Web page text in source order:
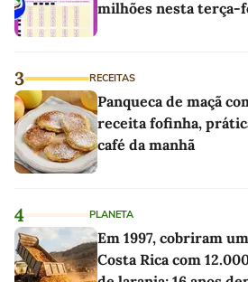
milhões nesta terça-
3 RECEITAS
Panqueca de maçã
receita fofinha,
café da manhã
4 PLANETA
Em 1997, cobriram
Costa Rica com